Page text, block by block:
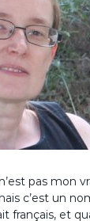
pas mon
c’est un
français, et